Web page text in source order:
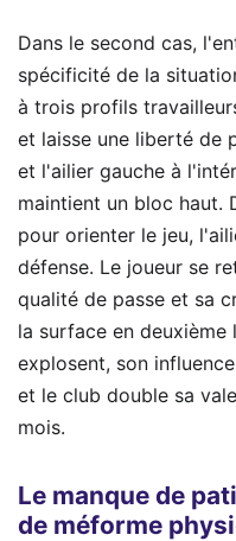
Dans le second cas,
spécificité de la
à trois profils
et laisse une liberté de
et l'ailier gauche à
maintient un bloc haut.
pour orienter le jeu,
défense. Le joueur se
qualité de passe et sa
la surface en deuxième
explosent, son
et le club double sa
mois.
Le manque de
de méforme